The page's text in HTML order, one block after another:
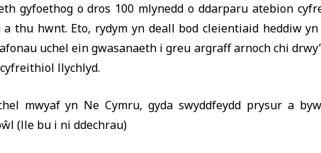
gyfoethog o dros 100 mlynedd o ddarparu atebion
thu hwnt. Eto, rydym yn deall bod cleientiaid heddiw
uchel ein gwasanaeth i greu argraff arnoch chi
llychlyd.
mwyaf yn Ne Cymru, gyda swyddfeydd prysur a
(lle bu i ni ddechrau)